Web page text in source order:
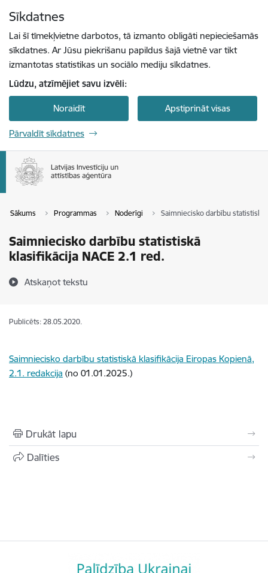
Sīkdatnes
Lai šī tīmekļvietne darbotos, tā izmanto obligāti nepieciešamās
sīkdatnes. Ar Jūsu piekrišanu papildus šajā vietnē var tikt
izmantotas statistikas un sociālo mediju sīkdatnes.
Lūdzu, atzīmējiet savu izvēli:
Noraidīt Apstiprināt visas
Pārvaldīt sīkdatnes
Sākums Programmas Noderīgi Saimniecisko darbību statistiskā
Saimniecisko darbību statistiskā
klasifikācija NACE 2.1 red.
Atskaņot tekstu
Publicēts: 28.05.2020.
Saimniecisko darbību statistiskā klasifikācija Eiropas Kopienā,
2.1. redakcija (no 01.01.2025.)
Drukāt lapu
Dalīties